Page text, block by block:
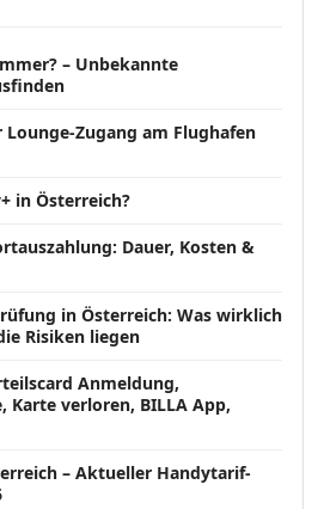
– Unbekannte
Zugang am Flughafen
in Österreich?
Dauer, Kosten &
in Österreich: Was wirklich
Risiken liegen
Anmeldung,
Karte verloren, BILLA App,
– Aktueller Handytarif-